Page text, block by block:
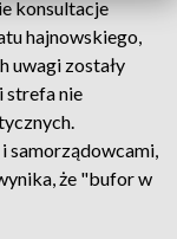
konsultacje
hajnowskiego,
uwagi zostały
strefa nie
samorządowcami,
że "bufor w